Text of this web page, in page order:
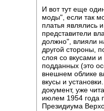
И вот тут еще
моды", если так
платья являлись
представители
должно", влияли
другой стороны,
слоя со вкусами
подданных (это
внешнем облике
вкусы и
документ, уже
июлем 1954 года
Президиума